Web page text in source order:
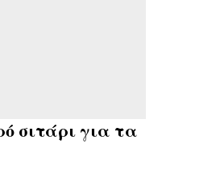
σιτάρι για τα